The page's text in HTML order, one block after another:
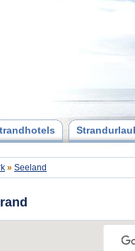
» Seeland